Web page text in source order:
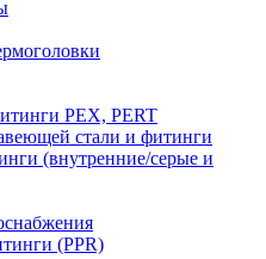
PEX, PERT
стали и фитинги
(внутренние/серые и
(PPR)